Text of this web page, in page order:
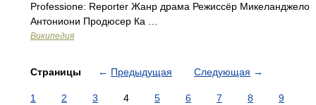
Professione: Reporter Жанр драма Режиссёр Микеланджело
Антониони Продюсер Ка …
Википедия
Страницы ← Предыдущая Следующая →
1 2 3 4 5 6 7 8
9